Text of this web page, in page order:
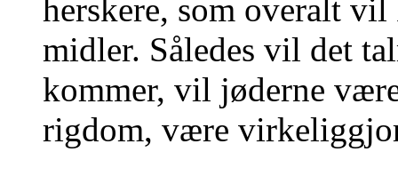
herskere, som overalt
midler. Således vil det
kommer, vil jøderne
rigdom, være